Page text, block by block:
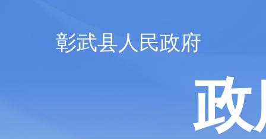
彰武县人民政府